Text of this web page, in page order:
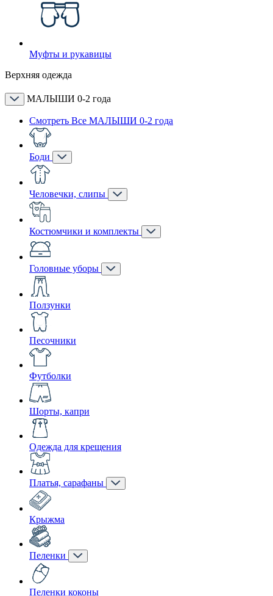
Муфты и рукавицы
Верхняя одежда
МАЛЫШИ 0-2 года
Смотреть Все МАЛЫШИ 0-2 года
Боди
Человечки, слипы
Костюмчики и комплекты
Головные уборы
Ползунки
Песочники
Футболки
Шорты, капри
Одежда для крещения
Платья, сарафаны
Крыжма
Пеленки
Пеленки коконы